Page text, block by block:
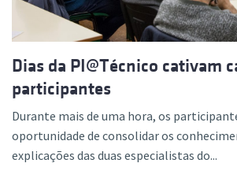
Dias da PI@Técnico cativam
participantes
Durante mais de uma hora, os
oportunidade de consolidar os
explicações das duas especialistas do...